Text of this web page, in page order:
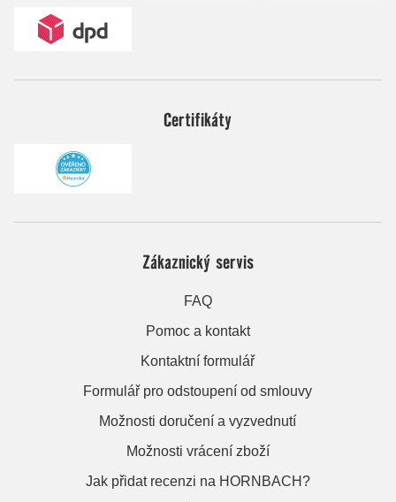
Certifikáty
Zákaznický servis
FAQ
Pomoc a kontakt
Kontaktní formulář
Formulář pro odstoupení od smlouvy
Možnosti doručení a vyzvednutí
Možnosti vrácení zboží
Jak přidat recenzi na HORNBACH?